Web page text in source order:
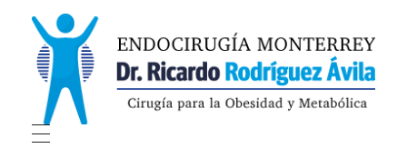
Endocirugía Monterrey
Endocirugía Monterrey